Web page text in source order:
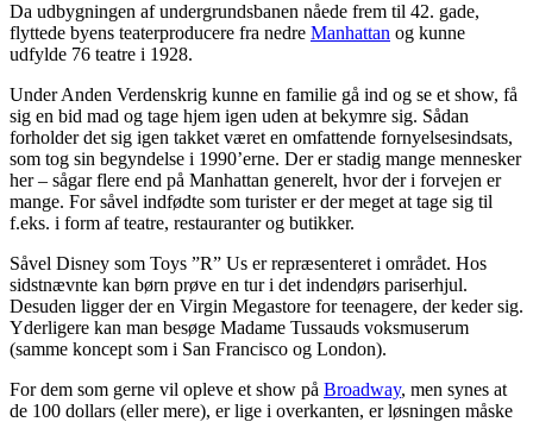
Da udbygningen af undergrundsbanen nåede frem til 42. gade,
flyttede byens teaterproducere fra nedre Manhattan og kunne
udfylde 76 teatre i 1928.
Under Anden Verdenskrig kunne en familie gå ind og se et show, få
sig en bid mad og tage hjem igen uden at bekymre sig. Sådan
forholder det sig igen takket været en omfattende fornyelsesindsats,
som tog sin begyndelse i 1990’erne. Der er stadig mange mennesker
her – sågar flere end på Manhattan generelt, hvor der i forvejen er
mange. For såvel indfødte som turister er der meget at tage sig til
f.eks. i form af teatre, restauranter og butikker.
Såvel Disney som Toys ”R” Us er repræsenteret i området. Hos
sidstnævnte kan børn prøve en tur i det indendørs pariserhjul.
Desuden ligger der en Virgin Megastore for teenagere, der keder sig.
Yderligere kan man besøge Madame Tussauds voksmuserum
(samme koncept som i San Francisco og London).
For dem som gerne vil opleve et show på Broadway, men synes at
de 100 dollars (eller mere), er lige i overkanten, er løsningen måske